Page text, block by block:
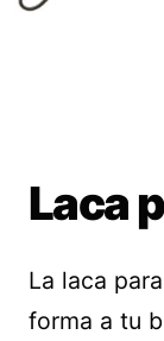
Laca
La laca
forma a tu